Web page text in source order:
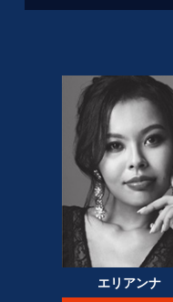
エリアンナ